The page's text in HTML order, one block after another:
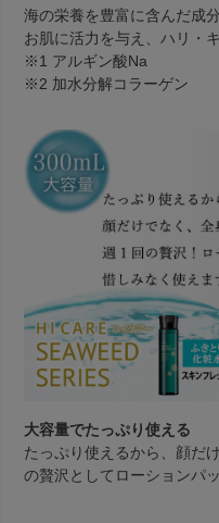
海の栄養を豊富に含んだ成分
お肌に活力を与え、ハリ・
※1 アルギン酸Na
※2 加水分解コラーゲン
大容量でたっぷり使える
たっぷり使えるから、顔だ
の贅沢としてローションパ